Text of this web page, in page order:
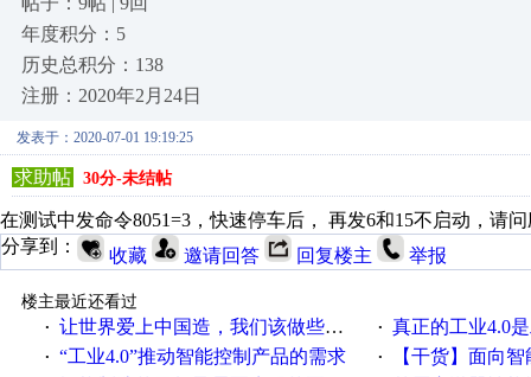
年度积分：5
历史总积分：138
注册：2020年2月24日
发表于：2020-07-01 19:19:25
求助帖 30分-未结帖
在测试中发命令8051=3，快速停车后， 再发6和15不启动，请
分享到：
收藏 邀请回答 回复楼主 举报
楼主最近还看过
· 让世界爱上中国造，我们该做些什么 · 真正的工业4.0
· “工业4.0”推动智能控制产品的需求 · 【干货】面向